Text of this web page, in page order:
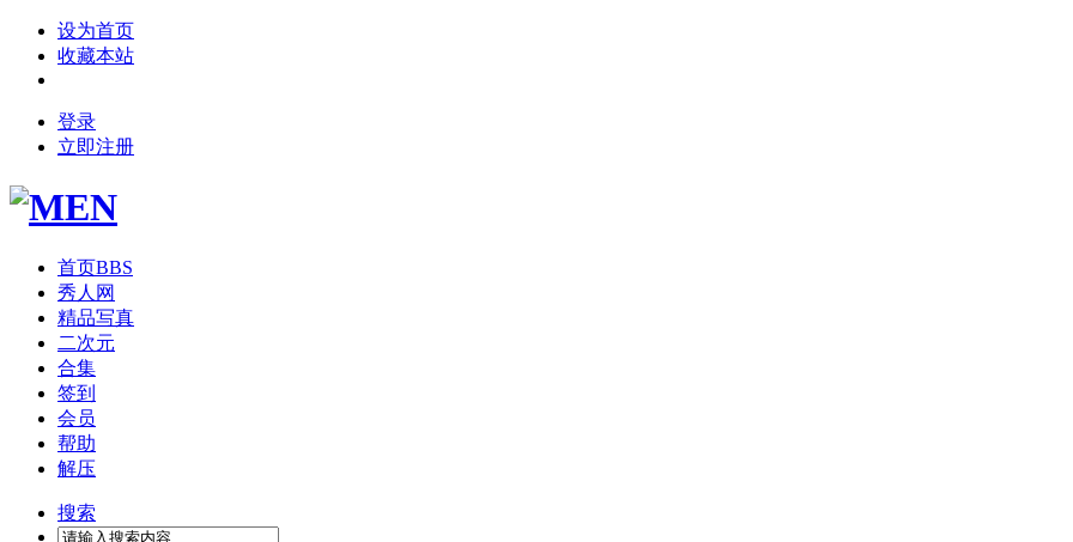
设为首页
收藏本站
登录
立即注册
首页BBS
秀人网
精品写真
二次元
合集
签到
会员
帮助
解压
搜索